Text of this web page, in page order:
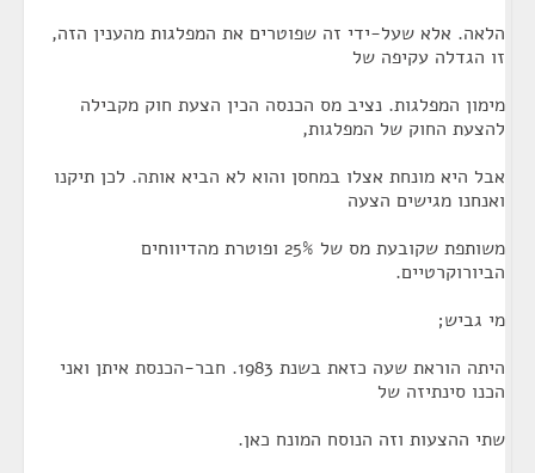
הלאה. אלא שעל-ידי זה שפוטרים את המפלגות מהענין הזה,
זו הגדלה עקיפה של
מימון המפלגות. נציב מס הכנסה הכין הצעת חוק מקבילה
להצעת החוק של המפלגות,
אבל היא מונחת אצלו במחסן והוא לא הביא אותה. לכן תיקנו
ואנחנו מגישים הצעה
משותפת שקובעת מס של 25% ופוטרת מהדיווחים
הביורוקרטיים.
מי גביש;
היתה הוראת שעה כזאת בשנת 1983. חבר-הכנסת איתן ואני
הכנו סינתיזה של
שתי ההצעות וזה הנוסח המונח כאן.